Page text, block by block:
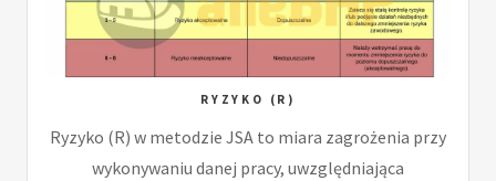
RYZYKO (R)
Ryzyko (R) w metodzie JSA to miara zagrożenia przy
wykonywaniu danej pracy, uwzględniająca